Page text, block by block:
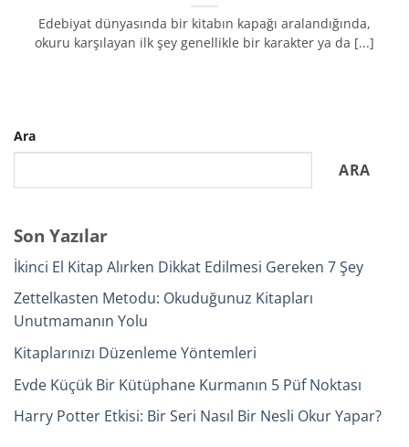
Edebiyat dünyasında bir kitabın kapağı aralandığında,
okuru karşılayan ilk şey genellikle bir karakter ya da [...]
Ara
ARA
Son Yazılar
İkinci El Kitap Alırken Dikkat Edilmesi Gereken 7 Şey
Zettelkasten Metodu: Okuduğunuz Kitapları
Unutmamanın Yolu
Kitaplarınızı Düzenleme Yöntemleri
Evde Küçük Bir Kütüphane Kurmanın 5 Püf Noktası
Harry Potter Etkisi: Bir Seri Nasıl Bir Nesli Okur Yapar?